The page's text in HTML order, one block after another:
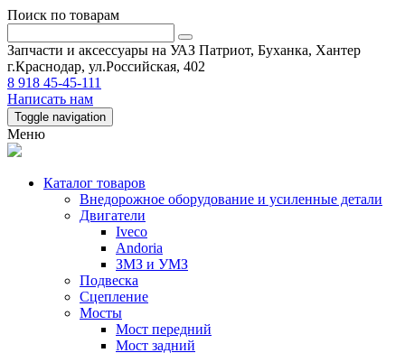
Поиск по товарам
Запчасти и аксессуары на УАЗ Патриот, Буханка, Хантер
г.Краснодар, ул.Российская, 402
8 918 45-45-111
Написать нам
Toggle navigation
Меню
Каталог товаров
Внедорожное оборудование и усиленные детали
Двигатели
Iveco
Andoria
ЗМЗ и УМЗ
Подвеска
Сцепление
Мосты
Мост передний
Мост задний